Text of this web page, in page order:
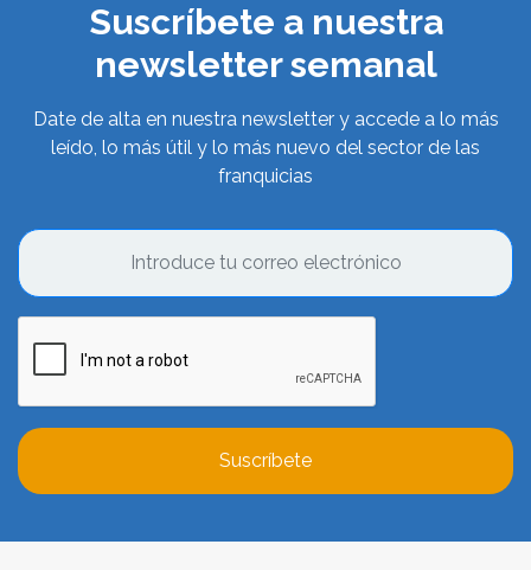
Suscríbete a nuestra
newsletter semanal
Date de alta en nuestra newsletter y accede a lo más
leído, lo más útil y lo más nuevo del sector de las
franquicias
Suscríbete